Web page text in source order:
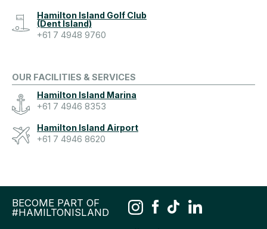
Hamilton Island Golf Club
(Dent Island)
+61 7 4948 9760
OUR FACILITIES & SERVICES
Hamilton Island Marina
+61 7 4946 8353
Hamilton Island Airport
+61 7 4946 8620
BECOME PART OF
#HAMILTONISLAND